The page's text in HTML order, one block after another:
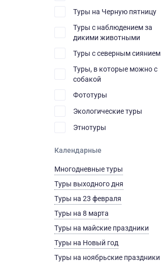
Туры на Черную пятницу
Туры с наблюдением за
дикими животными
Туры с северным сиянием
Туры, в которые можно с
собакой
Фототуры
Экологические туры
Этнотуры
Календарные
Многодневные туры
Туры выходного дня
Туры на 23 февраля
Туры на 8 марта
Туры на майские праздники
Туры на Новый год
Туры на ноябрьские праздники